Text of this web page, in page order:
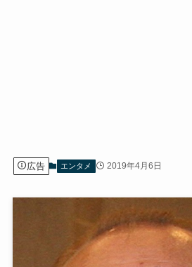
広告 エンタメ 2019年4月6日